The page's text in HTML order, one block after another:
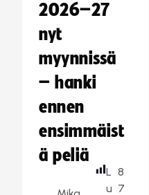
2026–27
nyt
myynnissä
– hanki
ennen
ensimmäist
ä peliä
L
u
8
7